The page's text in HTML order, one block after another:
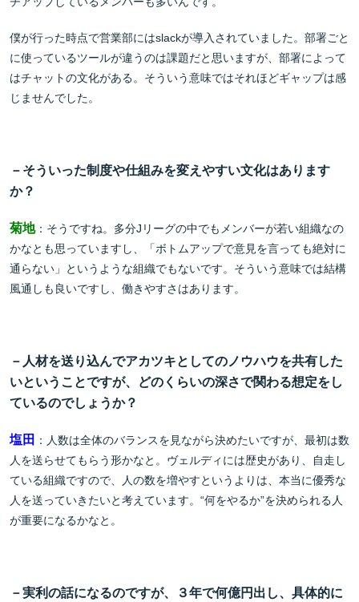
僕が行った時点で営業部にはslackが導入されていました。部署ごと
に使っているツールが違うのは課題だと思いますが、部署によって
はチャットの文化がある。そういう意味ではそれほどギャップは感
じませんでした。
－そういった制度や仕組みを変えやすい文化はあります
か？
菊地：そうですね。多分Jリーグの中でもメンバーが若い組織なの
かなとも思っていますし、「ボトムアップで意見を言っても絶対に
通らない」というような組織でもないです。そういう意味では結構
風通しも良いですし、働きやすさはあります。
－人材を送り込んでアカツキとしてのノウハウを共有した
いということですが、どのくらいの深さで関わる想定をし
ているのでしょうか？
塩田 ：人数は全体のバランスを見ながら決めたいですが、最初は数
人を送らせてもらう形かなと。ヴェルディには歴史があり、自走し
ている組織ですので、人の数を増やすというよりは、本当に優秀な
人を送っていきたいと考えています。“何をやるか”を決められる人
が重要になるかなと。
－実利の話になるのですが、３年で何億円出し、具体的に